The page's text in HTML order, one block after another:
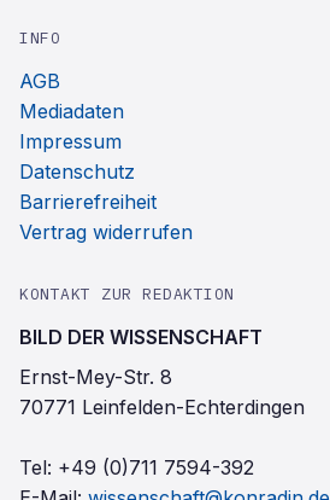
INFO
AGB
Mediadaten
Impressum
Datenschutz
Barrierefreiheit
Vertrag widerrufen
KONTAKT ZUR REDAKTION
BILD DER WISSENSCHAFT
Ernst-Mey-Str. 8
70771 Leinfelden-Echterdingen
Tel: +49 (0)711 7594-392